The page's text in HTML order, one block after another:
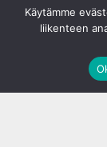
Käytämme
liikenteen